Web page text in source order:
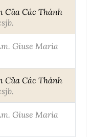
Của Các Thánh
Giuse Maria
Của Các Thánh
Giuse Maria